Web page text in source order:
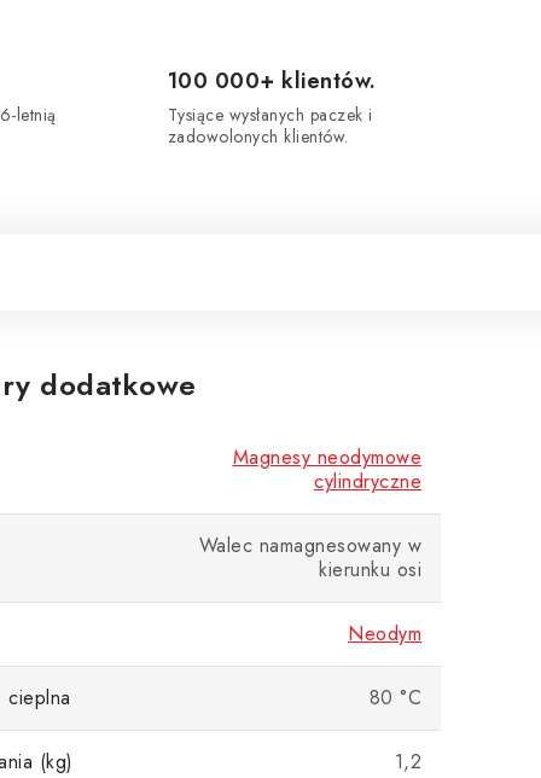
letnią
100 000+ klientów.
Tysiące wysłanych paczek i
zadowolonych klientów.
dodatkowe
Magnesy neodymowe
cylindryczne
Walec namagnesowany w
kierunku osi
Neodym
cieplna 80 °C
(kg) 1,2